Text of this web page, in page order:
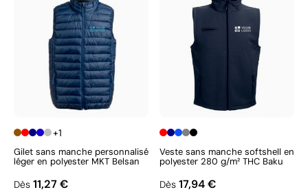
+1
Gilet sans manche personnalisé
léger en polyester MKT Belsan
Dès 11,27 €
Veste sans manche softshell en
polyester 280 g/m² THC Baku
Dès 17,94 €